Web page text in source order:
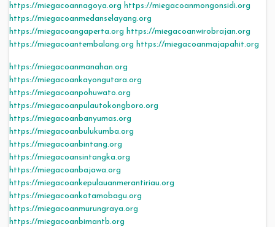
https://miegacoannagoya.org https://miegacoanmongonsidi.org
https://miegacoanmedanselayang.org
https://miegacoangaperta.org https://miegacoanwirobrajan.org
https://miegacoantembalang.org https://miegacoanmajapahit.org
https://miegacoanmanahan.org
https://miegacoankayongutara.org
https://miegacoanpohuwato.org
https://miegacoanpulautokongboro.org
https://miegacoanbanyumas.org
https://miegacoanbulukumba.org
https://miegacoanbintang.org
https://miegacoansintangka.org
https://miegacoanbajawa.org
https://miegacoankepulauanmerantiriau.org
https://miegacoankotamobagu.org
https://miegacoanmurungraya.org
https://miegacoanbimantb.org